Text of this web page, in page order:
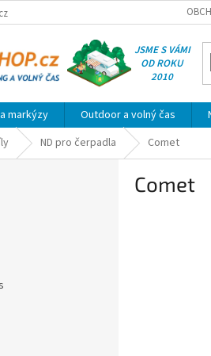
JSME S VÁMI
OD ROKU
2010
markýzy Outdoor a volný čas
ND pro čerpadla Comet
Comet